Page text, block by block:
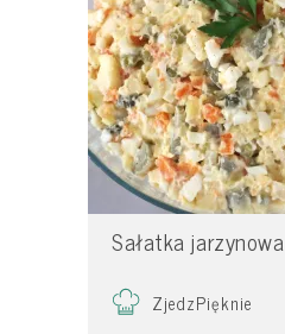
Sałatka jarzynowa
ZjedzPięknie